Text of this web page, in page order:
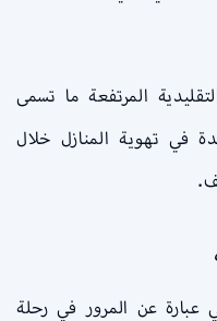
المرتفعة ما تسمى
في تهوية المنازل خلال
عبارة عن المرور في رحلة